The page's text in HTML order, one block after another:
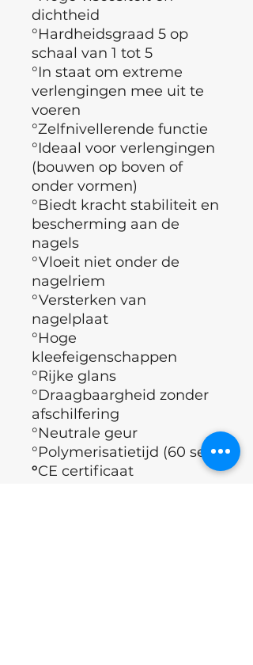
dichtheid
°Hardheidsgraad 5 op
schaal van 1 tot 5
°In staat om extreme
verlengingen mee uit te
voeren
°Zelfnivellerende functie
°Ideaal voor verlengingen
(bouwen op boven of
onder vormen)
°Biedt kracht stabiliteit en
bescherming aan de
nagels
°Vloeit niet onder de
nagelriem
°Versterken van
nagelplaat
°Hoge
kleefeigenschappen
°Rijke glans
°Draagbaargheid zonder
afschilfering
°Neutrale geur
°Polymerisatietijd (60 sec)
°CE certificaat